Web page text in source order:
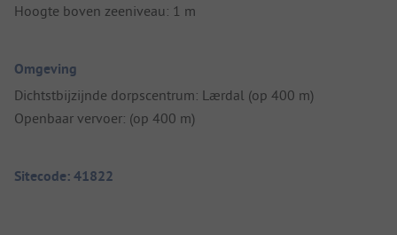
Hoogte boven zeeniveau: 1 m
Omgeving
Dichtstbijzijnde dorpscentrum: Lærdal (op 400 m)
Openbaar vervoer: (op 400 m)
Sitecode: 41822